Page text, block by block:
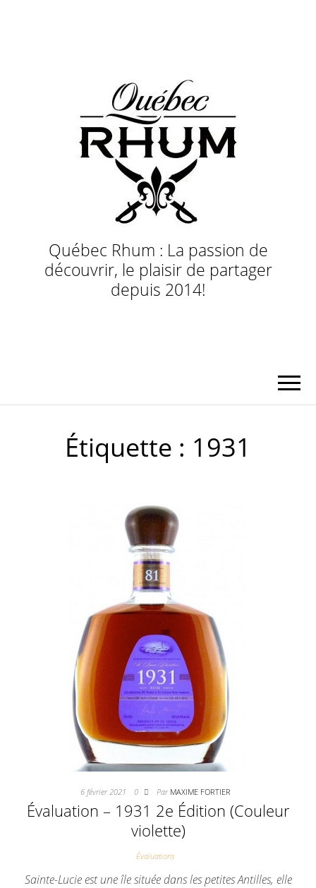
Québec Rhum : La passion de
découvrir, le plaisir de partager
depuis 2014!
Étiquette : 1931
6 février 2021 0 Par MAXIME FORTIER
Évaluation – 1931 2e Édition (Couleur
violette)
Évaluations
Sainte-Lucie est une île située dans les petites Antilles, elle